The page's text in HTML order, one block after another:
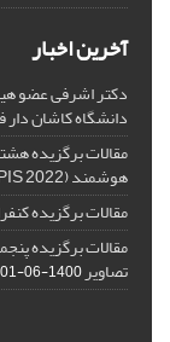
آخرین اخبار
دکتر اشرفی عضو
دانشگاه کاشان دار
مقالات برگزیده
هوشمند (ICSPIS 2022)
مقالات برگزیده
مقالات برگزیده
تصاویر1400-06-01